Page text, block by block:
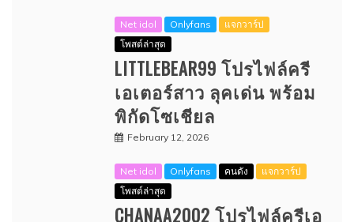
Net idol Onlyfans
แจกวาร์ป
โพสต์ล่าสุด
LITTLEBEAR99 โปรไฟล์ครี
เอเตอร์สาว ลุคเด่น พร้อม
พิกัดโซเชียล
February 12, 2026
Net idol Onlyfans คนดัง
แจกวาร์ป
โพสต์ล่าสุด
CHANAA2002 โปรไฟล์ครีเอ